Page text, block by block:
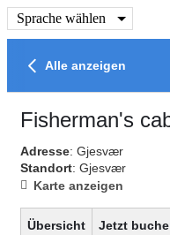
Sprache wählen
Alle anzeigen
Fisherman's
Adresse: Gjesvær
Standort: Gjesvær
Karte anzeigen
Übersicht Jetzt